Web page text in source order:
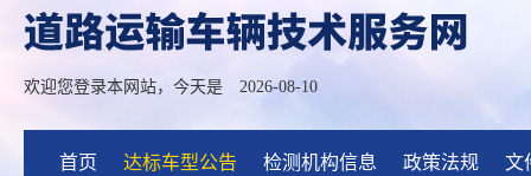
欢迎您登录本网站，今天是 2026-08-10
首页 达标车型公告 检测机构信息 政策法规 文